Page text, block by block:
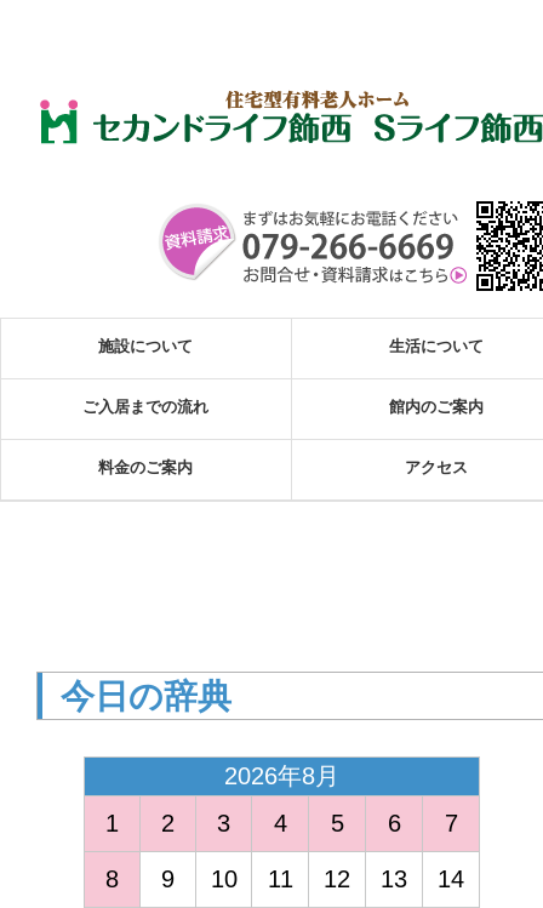
施設について 生活について
ご入居までの流れ 館内のご案内
料金のご案内 アクセス
今日の辞典
2026年8月
1
2 3 4 5 6 7
8 9 10 11 12 13 14